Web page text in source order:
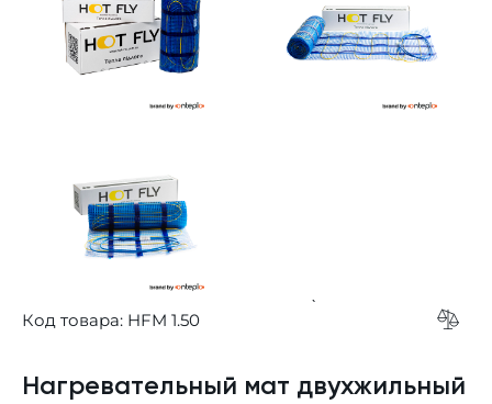
Код товара: HFM 1.50
`
Add
Нагревательный мат двухжильный